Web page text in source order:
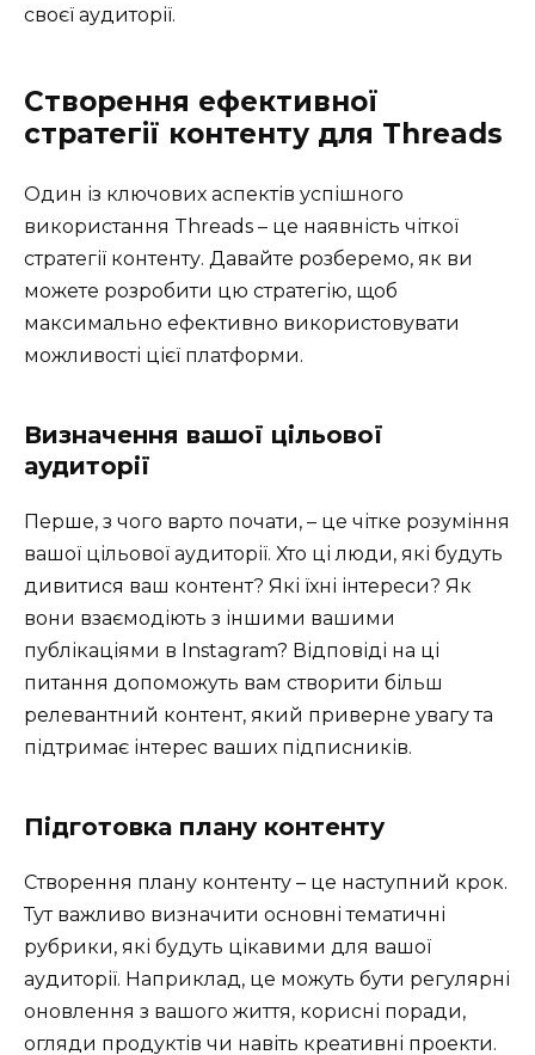
своєї аудиторії.
Створення ефективної
стратегії контенту для Threads
Один із ключових аспектів успішного
використання Threads – це наявність чіткої
стратегії контенту. Давайте розберемо, як ви
можете розробити цю стратегію, щоб
максимально ефективно використовувати
можливості цієї платформи.
Визначення вашої цільової
аудиторії
Перше, з чого варто почати, – це чітке розуміння
вашої цільової аудиторії. Хто ці люди, які будуть
дивитися ваш контент? Які їхні інтереси? Як
вони взаємодіють з іншими вашими
публікаціями в Instagram? Відповіді на ці
питання допоможуть вам створити більш
релевантний контент, який приверне увагу та
підтримає інтерес ваших підписників.
Підготовка плану контенту
Створення плану контенту – це наступний крок.
Тут важливо визначити основні тематичні
рубрики, які будуть цікавими для вашої
аудиторії. Наприклад, це можуть бути регулярні
оновлення з вашого життя, корисні поради,
огляди продуктів чи навіть креативні проекти.